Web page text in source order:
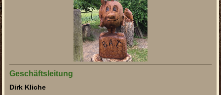
Geschäftsleitung
Dirk Kliche